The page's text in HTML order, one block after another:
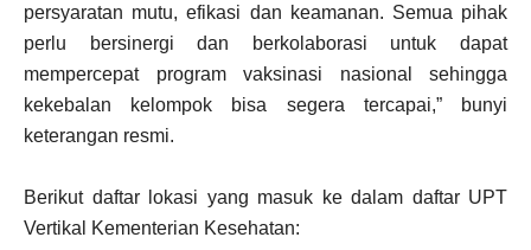
persyaratan mutu, efikasi dan keamanan. Semua pihak
perlu bersinergi dan berkolaborasi untuk dapat
mempercepat program vaksinasi nasional sehingga
kekebalan kelompok bisa segera tercapai,” bunyi
keterangan resmi.
Berikut daftar lokasi yang masuk ke dalam daftar UPT
Vertikal Kementerian Kesehatan: